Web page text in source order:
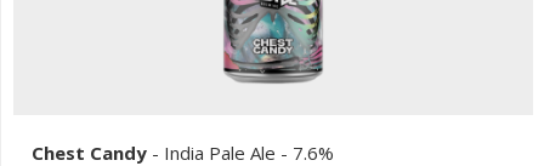
Chest Candy - India Pale Ale - 7.6%